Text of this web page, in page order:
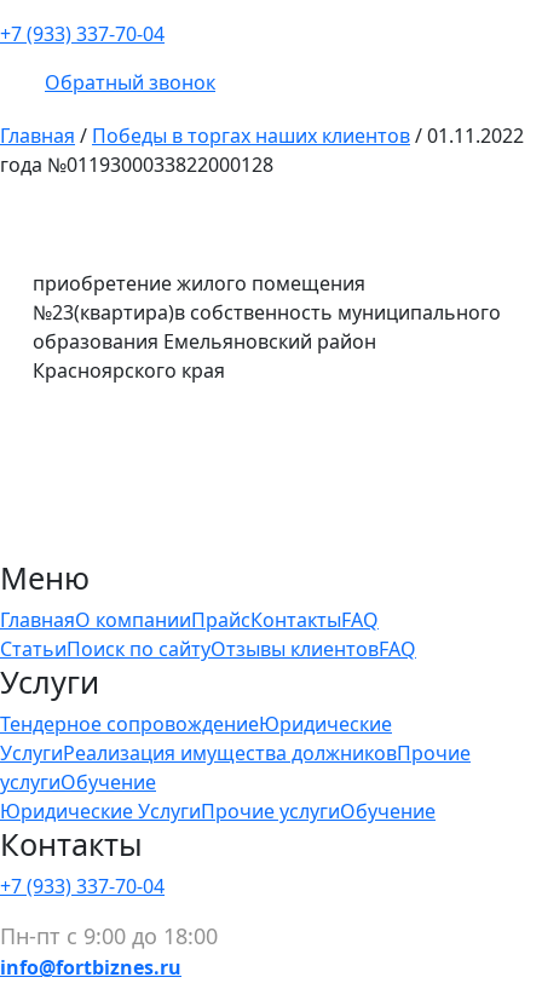
+7 (933) 337-70-04
Обратный звонок
Главная / Победы в торгах наших клиентов/01.11.2022
года №0119300033822000128
приобретение жилого помещения
№23(квартира)в собственность муниципального
образования Емельяновский район
Красноярского края
Меню
ГлавнаяО компанииПрайсКонтактыFAQ
СтатьиПоиск по сайтуОтзывы клиентовFAQ
Услуги
Тендерное сопровождениеЮридические
УслугиРеализация имущества должниковПрочие
услугиОбучение
Юридические УслугиПрочие услугиОбучение
Контакты
+7 (933) 337-70-04
Пн-пт с 9:00 до 18:00
info@fortbiznes.ru